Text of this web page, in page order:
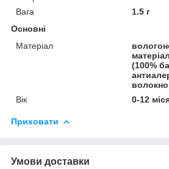
Вага
1.5 г
Основні
Матеріал
(100%
волокно
Вік
0-12
Приховати
Умови доставки